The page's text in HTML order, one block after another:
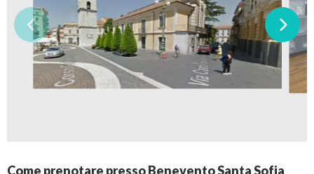
Come prenotare presso Benevento Santa Sofia